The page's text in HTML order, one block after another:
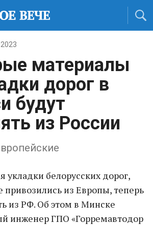
материалы
дорог в
будут
из России
белорусских дорог,
привозились из Европы, теперь
из РФ. Об этом в Минске
инженер ГПО «Горремавтодор